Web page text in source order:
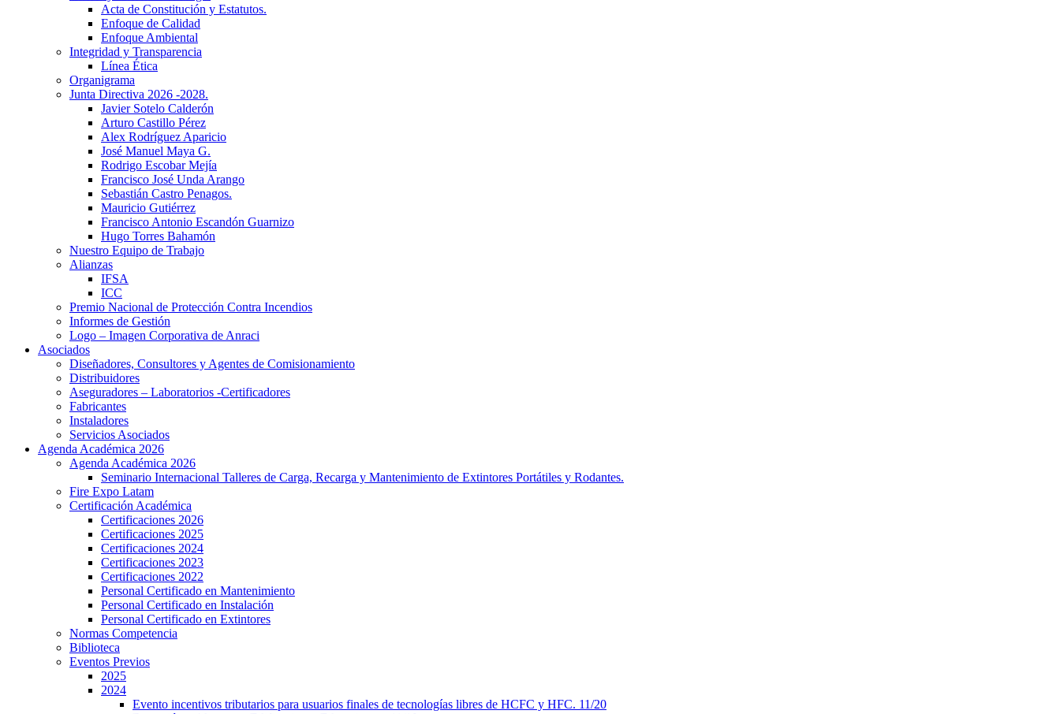
Acta de Constitución y Estatutos.
Enfoque de Calidad
Enfoque Ambiental
Integridad y Transparencia
Línea Ética
Organigrama
Junta Directiva 2026 -2028.
Javier Sotelo Calderón
Arturo Castillo Pérez
Alex Rodríguez Aparicio
José Manuel Maya G.
Rodrigo Escobar Mejía
Francisco José Unda Arango
Sebastián Castro Penagos.
Mauricio Gutiérrez
Francisco Antonio Escandón Guarnizo
Hugo Torres Bahamón
Nuestro Equipo de Trabajo
Alianzas
IFSA
ICC
Premio Nacional de Protección Contra Incendios
Informes de Gestión
Logo – Imagen Corporativa de Anraci
Asociados
Diseñadores, Consultores y Agentes de Comisionamiento
Distribuidores
Aseguradores – Laboratorios -Certificadores
Fabricantes
Instaladores
Servicios Asociados
Agenda Académica 2026
Agenda Académica 2026
Seminario Internacional Talleres de Carga, Recarga y Mantenimiento de Extintores Portátiles y Rodantes.
Fire Expo Latam
Certificación Académica
Certificaciones 2026
Certificaciones 2025
Certificaciones 2024
Certificaciones 2023
Certificaciones 2022
Personal Certificado en Mantenimiento
Personal Certificado en Instalación
Personal Certificado en Extintores
Normas Competencia
Biblioteca
Eventos Previos
2025
2024
Evento incentivos tributarios para usuarios finales de tecnologías libres de HCFC y HFC. 11/20